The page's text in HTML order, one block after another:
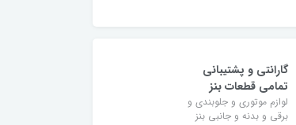
گارانتی و پشتیبانی
تمامی قطعات بنز
لوازم موتوری و جلوبندی و
برقی و بدنه و جانبی بنز